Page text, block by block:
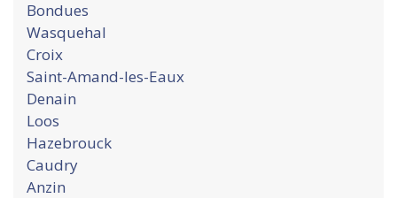
Bondues
Wasquehal
Croix
Saint-Amand-les-Eaux
Denain
Loos
Hazebrouck
Caudry
Anzin